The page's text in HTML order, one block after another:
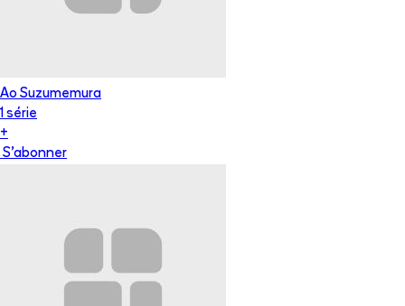
Ao Suzumemura
1 série
+
S'abonner